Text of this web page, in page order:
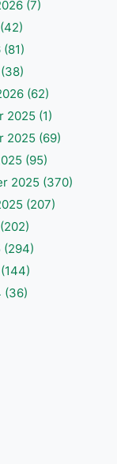
(7)
(42)
(81)
(38)
(62)
2025 (1)
2025 (69)
(95)
2025 (370)
(207)
(202)
(294)
(144)
(36)